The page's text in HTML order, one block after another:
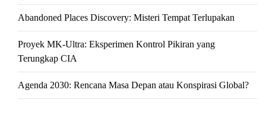
Abandoned Places Discovery: Misteri Tempat Terlupakan
Proyek MK-Ultra: Eksperimen Kontrol Pikiran yang
Terungkap CIA
Agenda 2030: Rencana Masa Depan atau Konspirasi Global?